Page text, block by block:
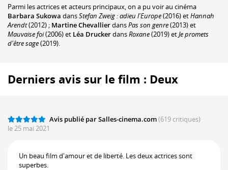
Parmi les actrices et acteurs principaux, on a pu voir au cinéma
Barbara Sukowa dansStefan Zweig : adieu l'Europe(2016) etHannah
Arendt(2012) ; Martine ChevallierdansPas son genre(2013) et
Mauvaise foi(2006) et Léa DruckerdansRoxane(2019) etJe promets
d'être sage(2019).
Derniers avis sur le film : Deux
Avis publié par Salles-cinema.com(619 critiques)
le 25 mai 2021
Un beau film d'amour et de liberté. Les deux actrices sont
superbes.